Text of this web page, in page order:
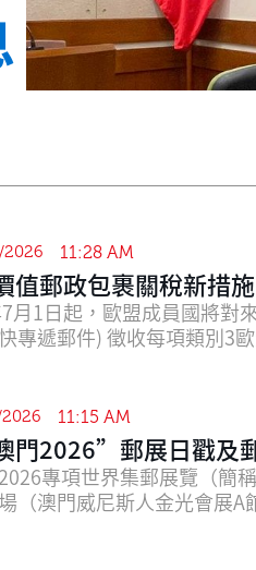
11:28 AM
值郵政包裹關稅新措施
月1日起，歐盟成員國將對
專遞郵件) 徵收每項類別3
申報單上選擇 "禮品（非商
物品"或"非商業用途"。價
的地通過適用的申報流程
處理費用。為確保目的地
機號碼及電郵地址，以免
11:15 AM
門2026”郵展日戳及
專項世界集郵展覽（簡
（澳門威尼斯人金光會